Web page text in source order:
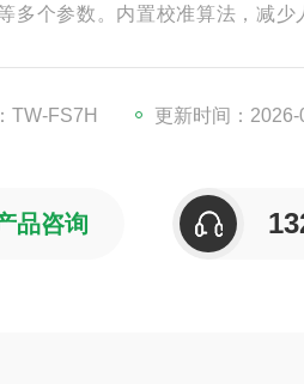
多个参数。内置校准算法，减
TW-FS7H 更新时间：2026-
品咨询